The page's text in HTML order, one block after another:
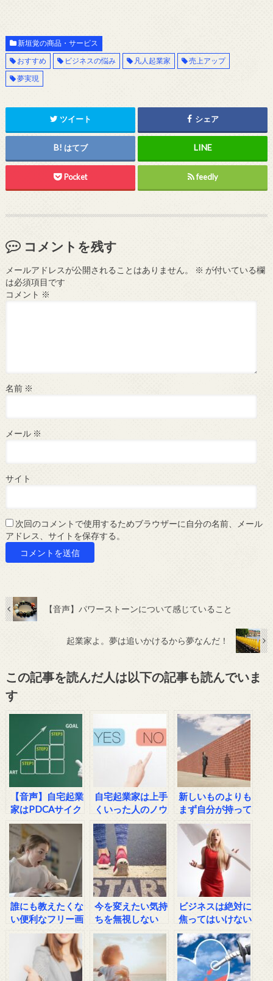
新垣覚の商品・サービス
おすすめ
ビジネスの悩み 凡人起業家
売上アップ
夢実現
ツイート シェア
はてブ
Pocket feedly
コメントを残す
メールアドレスが公開されることはありません。 ※ が付いている欄
は必須項目です
コメント ※
名前 ※
メール ※
サイト
次回のコメントで使用するためブラウザーに自分の名前、メール
アドレス、サイトを保存する。
【音声】パワーストーンについて感じていること
起業家よ。夢は追いかけるから夢なんだ！
この記事を読んだ人は以下の記事も読んでいま
す
【音声】自宅起業
家はPDCAサイク
ルなんてやめちゃ
え！
自宅起業家は上手
くいった人のノウ
ハウのモノマネは
するな！
新しいものよりも
まず自分が持って
いるもので勝負し
てみない？
誰にも教えたくな
い便利なフリー画
像サービス
今を変えたい気持
ちを無視しない
で！
ビジネスは絶対に
焦ってはいけない
【ひとり起業家向
け】